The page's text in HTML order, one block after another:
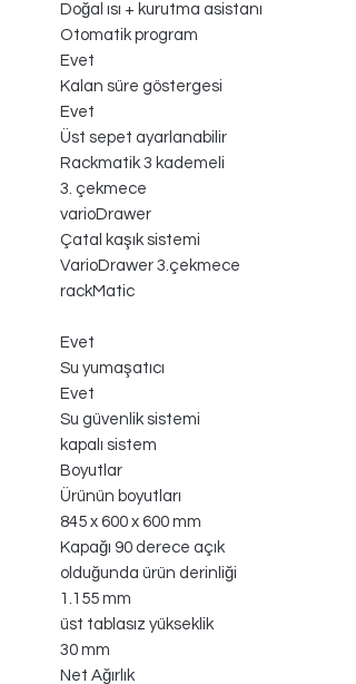
Doğal ısı + kurutma asistanı
Otomatik program
Evet
Kalan süre göstergesi
Evet
Üst sepet ayarlanabilir
Rackmatik 3 kademeli
3. çekmece
varioDrawer
Çatal kaşık sistemi
VarioDrawer 3.çekmece
rackMatic
Evet
Su yumaşatıcı
Evet
Su güvenlik sistemi
kapalı sistem
Boyutlar
Ürünün boyutları
845 x 600 x 600 mm
Kapağı 90 derece açık
olduğunda ürün derinliği
1.155 mm
üst tablasız yükseklik
30 mm
Net Ağırlık